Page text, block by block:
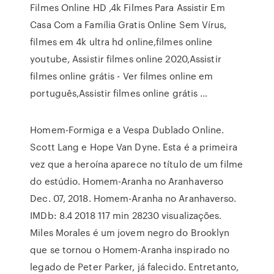
Filmes Online HD ,4k Filmes Para Assistir Em
Casa Com a Família Gratis Online Sem Vírus,
filmes em 4k ultra hd online,filmes online
youtube, Assistir filmes online 2020,Assistir
filmes online grátis - Ver filmes online em
português,Assistir filmes online grátis …
Homem-Formiga e a Vespa Dublado Online.
Scott Lang e Hope Van Dyne. Esta é a primeira
vez que a heroína aparece no título de um filme
do estúdio. Homem-Aranha no Aranhaverso
Dec. 07, 2018. Homem-Aranha no Aranhaverso.
IMDb: 8.4 2018 117 min 28230 visualizações.
Miles Morales é um jovem negro do Brooklyn
que se tornou o Homem-Aranha inspirado no
legado de Peter Parker, já falecido. Entretanto,